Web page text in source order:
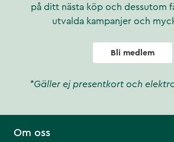
på ditt nästa köp och dessutom
utvalda kampanjer och
Bli medlem
*Gäller ej presentkort och
Om oss